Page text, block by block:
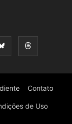
Contato
de Uso